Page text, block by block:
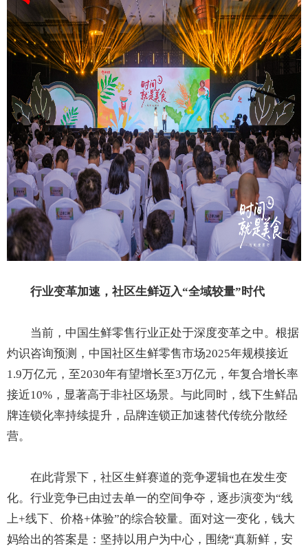
行业变革加速，社区生鲜迈入“全域较量”时代
当前，中国生鲜零售行业正处于深度变革之中。根据
灼识咨询预测，中国社区生鲜零售市场2025年规模接近
1.9万亿元，至2030年有望增长至3万亿元，年复合增长率
接近10%，显著高于非社区场景。与此同时，线下生鲜品
牌连锁化率持续提升，品牌连锁正加速替代传统分散经
营。
在此背景下，社区生鲜赛道的竞争逻辑也在发生变
化。行业竞争已由过去单一的空间争夺，逐步演变为“线
上+线下、价格+体验”的综合较量。面对这一变化，钱大
妈给出的答案是：坚持以用户为中心，围绕“真新鲜，安